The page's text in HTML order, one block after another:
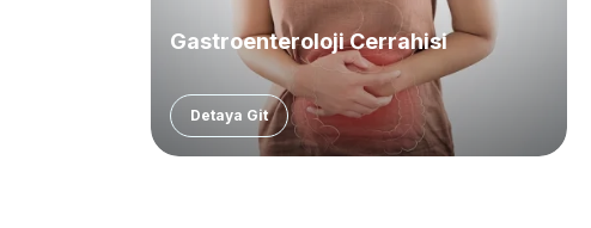
Gastroenteroloji Cerrahisi
Detaya Git